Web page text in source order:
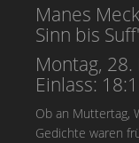
Manes
Sinn bis
Montag,
Einlass:
Ob an Muttertag,
Gedichte waren